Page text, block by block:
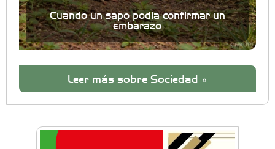
Cuando un sapo podía confirmar un
embarazo
Leer más sobre Sociedad »